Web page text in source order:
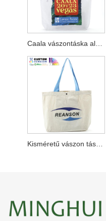
Caala vászontáska alsó résszel
Kisméretű vászon táska alsó, W kék fogantyúval